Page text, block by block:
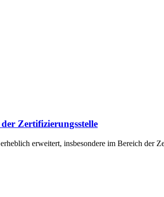
Zertifizierungsstelle
erweitert, insbesondere im Bereich der